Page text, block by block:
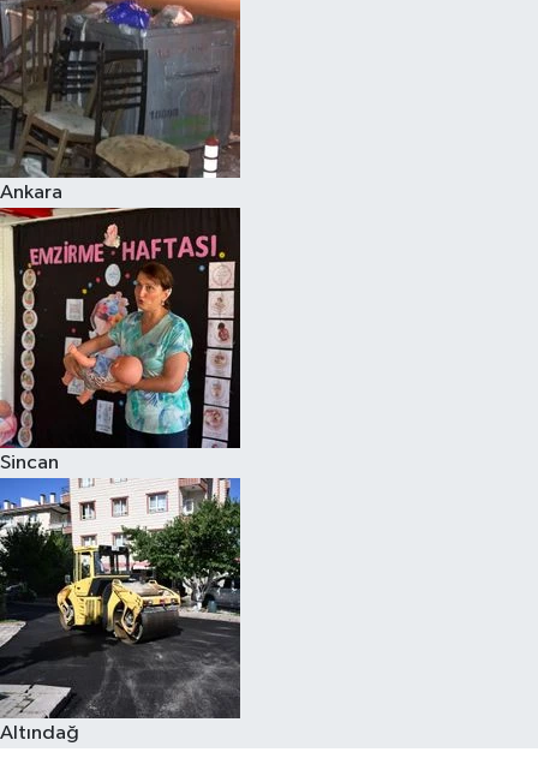
Ankara
Sincan
Altındağ